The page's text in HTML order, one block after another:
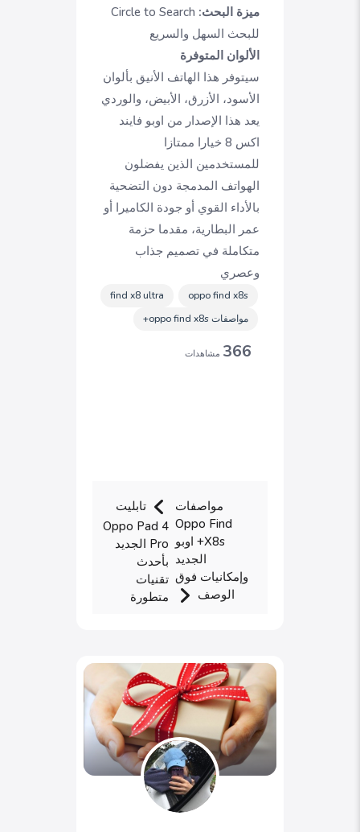
ميزة البحث: Circle to Search
للبحث السهل والسريع
الألوان المتوفرة
سيتوفر هذا الهاتف الأنيق بألوان
الأسود، الأزرق، الأبيض، والوردي
يعد هذا الإصدار من اوبو فايند
اكس 8 خيارا ممتازا
للمستخدمين الذين يفضلون
الهواتف المدمجة دون التضحية
بالأداء القوي أو جودة الكاميرا أو
عمر البطارية، مقدما حزمة
متكاملة في تصميم جذاب
وعصري
oppo find x8s
find x8 ultra
مواصفات oppo find x8s+
366 مشاهدات
تابليت
Oppo Pad 4
Pro الجديد
بأحدث
تقنيات
متطورة
مواصفات
Oppo Find
X8s+ اوبو
الجديد
وإمكانيات فوق
الوصف